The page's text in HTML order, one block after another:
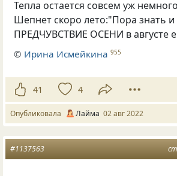
Тепла остается совсем уж
Шепнет скоро лето:"Пора знать и
ПРЕДЧУВСТВИЕ ОСЕНИ в августе
© Ирина Исмейкина 955
41 4
Опубликовала Лайма 02 авг 2022
#1137563